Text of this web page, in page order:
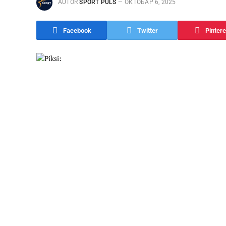
AUTOR SPORT PULS ОКТОБАР 6, 2025
Facebook Twitter